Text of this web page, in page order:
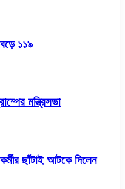
১১৯
মন্ত্রিসভা
ছাঁটাই আটকে দিলেন